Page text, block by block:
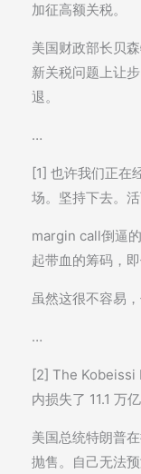
加征高额关税。
美国财政部长贝
新关税问题上让
退。
…
[1] 也许我们正在
场。坚持下去。
margin call倒逼
起带血的筹码，
虽然这很不容易
…
[2] The Kobeissi
内损失了 11.1 万
美国总统特朗普
抛售。自己无法